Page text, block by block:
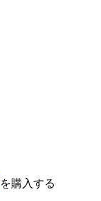
を購入する